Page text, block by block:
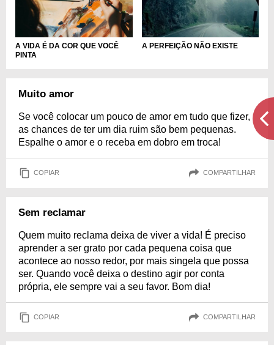
A VIDA É DA COR QUE VOCÊ
PINTA
A PERFEIÇÃO NÃO EXISTE
Muito amor
Se você colocar um pouco de amor em tudo que fizer,
as chances de ter um dia ruim são bem pequenas.
Espalhe o amor e o receba em dobro em troca!
COPIAR COMPARTILHAR
Sem reclamar
Quem muito reclama deixa de viver a vida! É preciso
aprender a ser grato por cada pequena coisa que
acontece ao nosso redor, por mais singela que possa
ser. Quando você deixa o destino agir por conta
própria, ele sempre vai a seu favor. Bom dia!
COPIAR COMPARTILHAR